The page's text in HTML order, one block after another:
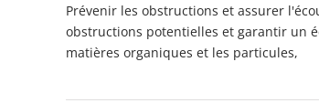
Prévenir les obstructions et assurer
obstructions potentielles et garantir un
matières organiques et les particules,